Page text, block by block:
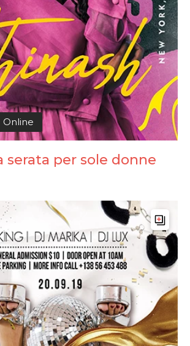
Online
serata per sole donne